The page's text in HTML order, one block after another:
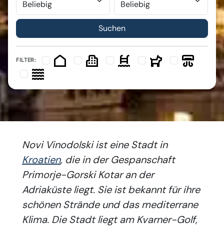
FILTER:
Novi Vinodolski ist eine Stadt in
Kroatien, die in der Gespanschaft
Primorje-Gorski Kotar an der
Adriaküste liegt. Sie ist bekannt für ihre
schönen Strände und das mediterrane
Klima. Die Stadt liegt am Kvarner-Golf,